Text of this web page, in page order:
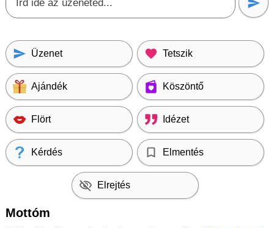
Üzenet Tetszik
Ajándék Köszöntő
Flört Idézet
Kérdés Elmentés
Elrejtés
Mottóm